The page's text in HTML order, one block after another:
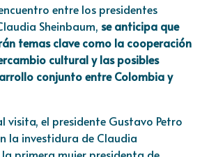
entre los presidentes
Sheinbaum, se anticipa que
temas clave como la cooperación
cultural y las posibles
conjunto entre Colombia y
visita, el presidente Gustavo Petro
la investidura de Claudia